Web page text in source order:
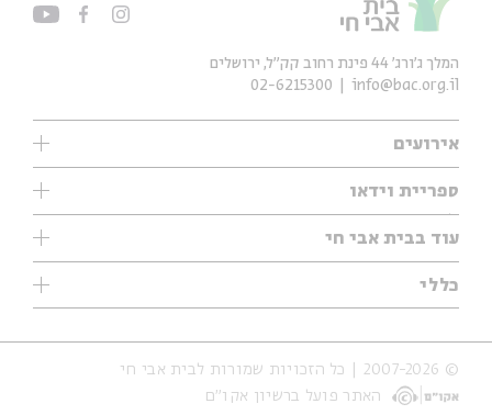
אירועים
עיון
אנגלית
נוער
סדרות
אירועי עבר
אירועים בירושלים
ספריית וידאו
ילדים
מוזיקה
עיון
מיוחדים
עוד בבית אבי חי
תערוכות
מיוחדים
כללי
אודות
הצהרת נגישות
תנאי שימוש והצהרת פרטיות
המלך ג'ורג' 44 פינת רחוב קק״ל, ירושלים
info@bac.org.il
02-6215300
© 2007-2026 | כל הזכויות שמורות לבית אבי חי
האתר פועל ברשיון אקו״ם